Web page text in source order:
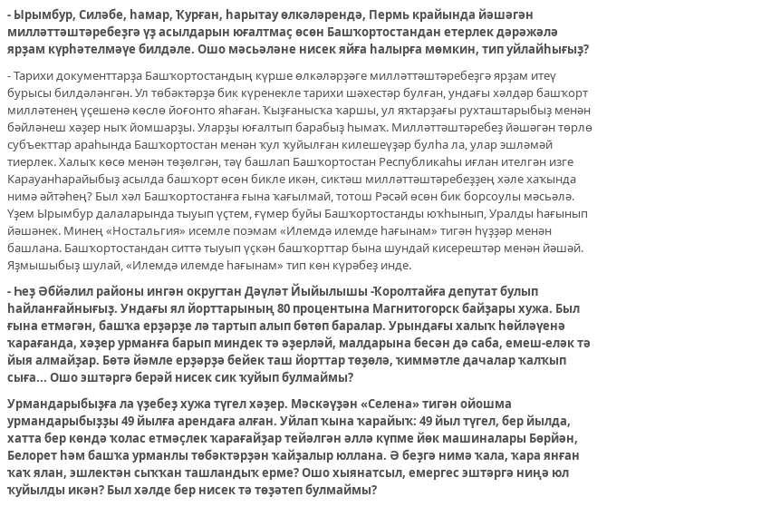
- Ырымбур, Силәбе, һамар, Ҡурған, һарытау өлкәләрендә, Пермь крайында йәшәгән
милләттәштәребеҙгә үҙ асылдарын юғалтмаҫ өсөн Башҡортостандан етерлек дәрәжәлә
ярҙам күрһәтелмәүе билдәле. Ошо мәсьәләне нисек яйға һалырға мөмкин, тип уйлайһығыҙ?
- Тарихи документтарҙа Башҡортостандың күрше өлкәләрҙәге милләттәштәребеҙгә ярҙам итеү
бурысы билдәләнгән. Ул төбәктәрҙә бик күренекле тарихи шәхестәр булған, ундағы хәлдәр башҡорт
милләтенең үҫешенә көслө йоғонто яһаған. Ҡыҙғанысҡа ҡаршы, ул яҡтарҙағы рухташтарыбыҙ менән
бәйләнеш хәҙер ныҡ йомшарҙы. Уларҙы юғалтып барабыҙ һымаҡ. Милләттәштәребеҙ йәшәгән төрлө
субъекттар араһында Башҡортостан менән ҡул ҡуйылған килешеүҙәр булһа ла, улар эшләмәй
тиерлек. Халыҡ көсө менән төҙөлгән, тәү башлап Башҡортостан Республикаһы иғлан ителгән изге
Карауанһарайыбыҙ асылда башҡорт өсөн бикле икән, сиктәш милләттәштәребеҙҙең хәле хаҡында
нимә әйтәһең? Был хәл Башҡортостанға ғына ҡағылмай, тотош Рәсәй өсөн бик борсоулы мәсьәлә.
Үҙем Ырымбур далаларында тыуып үҫтем, ғүмер буйы Башҡортостанды юҡһынып, Уралды һағынып
йәшәнек. Минең «Ностальгия» исемле поэмам «Илемдә илемде һағынам» тигән һүҙҙәр менән
башлана. Башҡортостандан ситтә тыуып үҫкән башҡорттар бына шундай кисерештәр менән йәшәй.
Яҙмышыбыҙ шулай, «Илемдә илемде һағынам» тип көн күрәбеҙ инде.
- Һеҙ Әбйәлил районы ингән округтан Дәүләт Йыйылышы -Ҡоролтайға депутат булып
һайланғайнығыҙ. Ундағы ял йорттарының 80 процентына Магнитогорск байҙары хужа. Был
ғына етмәгән, башҡа ерҙәрҙе лә тартып алып бөтөп баралар. Урындағы халыҡ һөйләүенә
ҡарағанда, хәҙер урманға барып миндек тә әҙерләй, малдарына бесән дә саба, емеш-еләк тә
йыя алмайҙар. Бөтә йәмле ерҙәрҙә бейек таш йорттар төҙөлә, ҡиммәтле дачалар ҡалҡып
сыға... Ошо эштәргә берәй нисек сик ҡуйып булмаймы?
Урмандарыбыҙға ла үҙебеҙ хужа түгел хәҙер. Мәскәүҙән «Селена» тигән ойошма
урмандарыбыҙҙы 49 йылға арендаға алған. Уйлап ҡына ҡарайыҡ: 49 йыл түгел, бер йылда,
хатта бер көндә ҡолас етмәҫлек ҡарағайҙар тейәлгән әллә күпме йөк машиналары Бөрйән,
Белорет һәм башҡа урманлы төбәктәрҙән ҡайҙалыр юллана. Ә беҙгә нимә ҡала, ҡара янған
ҡаҡ ялан, эшлектән сыҡҡан ташландыҡ ерме? Ошо хыянатсыл, емергес эштәргә ниңә юл
ҡуйылды икән? Был хәлде бер нисек тә төҙәтеп булмаймы?